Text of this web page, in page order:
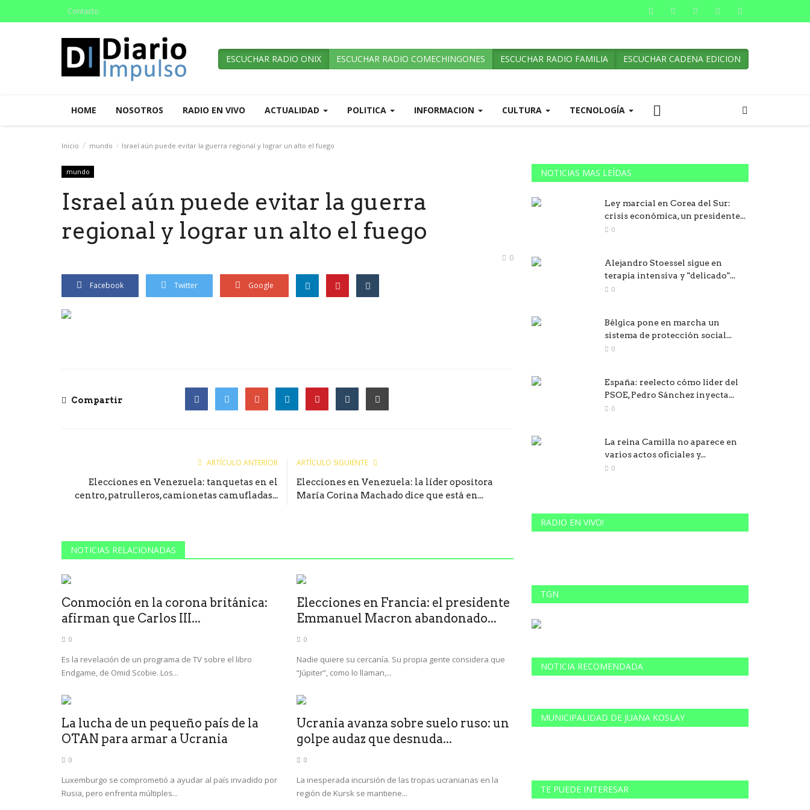
Contacto
ESCUCHAR RADIO ONIX ESCUCHAR RADIO COMECHINGONES ESCUCHAR RADIO FAMILIA ESCUCHAR CADENA EDICION
HOME NOSOTROS RADIO EN VIVO ACTUALIDAD POLITICA INFORMACION CULTURA TECNOLOGÍA
Inicio mundo Israel aún puede evitar la guerra regional y lograr un alto el fuego
mundo
Israel aún puede evitar la guerra
regional y lograr un alto el fuego
0
Facebook Twitter Google
Compartir
ARTÍCULO ANTERIOR
Elecciones en Venezuela: tanquetas en el
centro, patrulleros, camionetas camufladas...
ARTÍCULO SIGUIENTE
Elecciones en Venezuela: la líder opositora
María Corina Machado dice que está en...
NOTICIAS RELACIONADAS
Conmoción en la corona británica:
afirman que Carlos III...
0
Es la revelación de un programa de TV sobre el libro
Endgame, de Omid Scobie. Los...
Elecciones en Francia: el presidente
Emmanuel Macron abandonado...
0
Nadie quiere su cercanía. Su propia gente considera que
“Júpiter”, como lo llaman,...
La lucha de un pequeño país de la
OTAN para armar a Ucrania
0
Luxemburgo se comprometió a ayudar al país invadido por
Rusia, pero enfrenta múltiples...
Ucrania avanza sobre suelo ruso: un
golpe audaz que desnuda...
0
La inesperada incursión de las tropas ucranianas en la
región de Kursk se mantiene...
NOTICIAS MAS LEÍDAS
Ley marcial en Corea del Sur:
crisis económica, un presidente...
0
Alejandro Stoessel sigue en
terapia intensiva y "delicado"...
0
Bélgica pone en marcha un
sistema de protección social...
0
España: reelecto cómo líder del
PSOE, Pedro Sánchez inyecta...
0
La reina Camilla no aparece en
varios actos oficiales y...
0
RADIO EN VIVO!
TGN
NOTICIA RECOMENDADA
MUNICIPALIDAD DE JUANA KOSLAY
TE PUEDE INTERESAR